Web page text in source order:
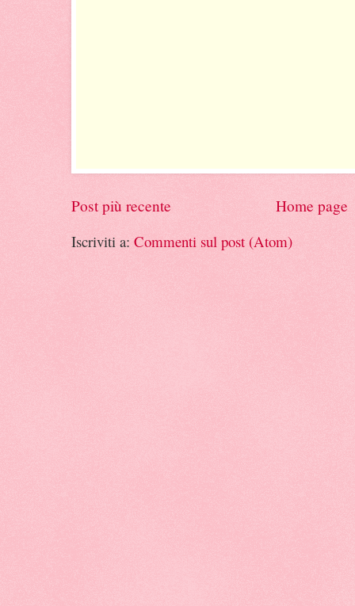
Post più recente
Home page
Iscriviti a: Commenti sul post (Atom)